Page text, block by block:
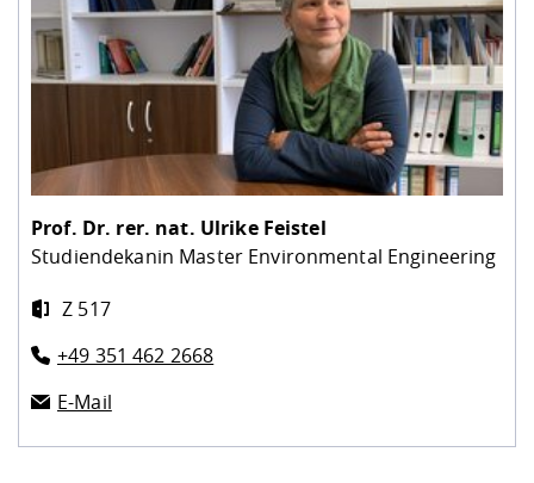
Prof. Dr. rer. nat. Ulrike Feistel
Studiendekanin Master Environmental Engineering
Z 517
+49 351 462 2668
E-Mail